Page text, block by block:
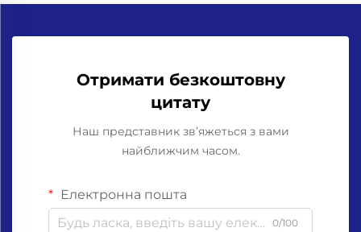
Отримати безкоштовну
цитату
Наш представник зв’яжеться з вами
найближчим часом.
Електронна пошта
0/100